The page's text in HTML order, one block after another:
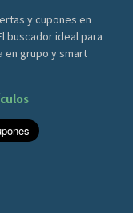
y cupones en
buscador ideal para
en grupo y smart